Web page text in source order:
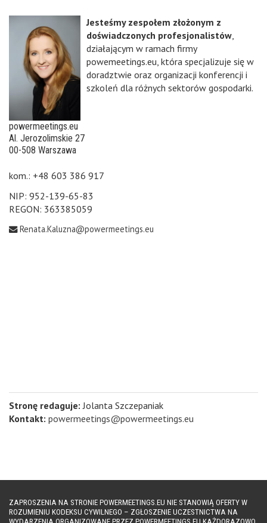
Jesteśmy zespołem złożonym z
doświadczonych profesjonalistów
działającym w ramach firmy
powemeetings.eu, która specjalizuje się w
doradztwie oraz organizacji konferencji i
szkoleń dla różnych sektorów gospodarki.
powermeetings.eu
Al. Jerozolimskie 27
00-508 Warszawa
kom.: +48 603 386 917
NIP: 952-139-65-83
REGON: 363385059
Renata.Kaluzna@powermeetings.eu
Stronę redaguje: Jolanta Szczepaniak
Kontakt: powermeetings@powermeetings.eu
ZAPROSZENIA NA STRONIE POWERMEETINGS.EU NIE STANOWIĄ OFERTY W
ROZUMIENIU KODEKSU CYWILNEGO – ZGŁOSZENIE UCZESTNICTWA NA